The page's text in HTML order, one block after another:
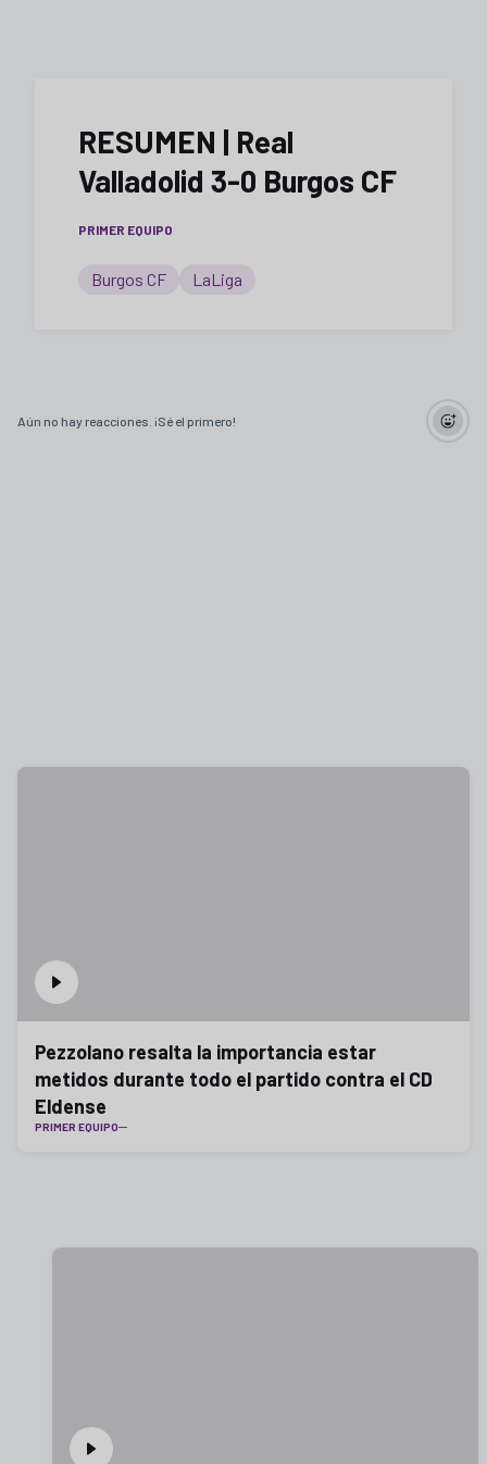
RESUMEN | Real
Valladolid 3-0 Burgos CF
PRIMER EQUIPO
Burgos CF LaLiga
Aún no hay reacciones. ¡Sé el primero!
Pezzolano resalta la importancia estar
metidos durante todo el partido contra el CD
Eldense
PRIMER EQUIPO